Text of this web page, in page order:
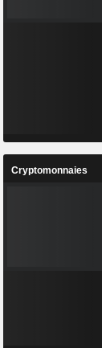
Cryptomonnaies